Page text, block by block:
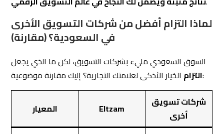
السوق السعودي مليء بشركات التسويق، لكن ما الذي يجعل
التزامالخيار الأذكى لعلامتك التجارية؟ إليك مقارنة موضوعية:
المعيار Eltzam
أخرى
الخبرة في
السوق
عميقة منذ 2019
غالبًا خبرات عامة
غير محلية